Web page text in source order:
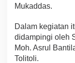
Mukaddas.
Dalam kegiatan
didampingi oleh
Moh. Asrul
Tolitoli.